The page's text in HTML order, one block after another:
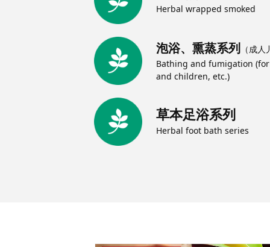
Herbal wrapped smoked
泡浴、熏蒸系列 （成
Bathing and fumigation
and children, etc.)
草本足浴系列
Herbal foot bath series